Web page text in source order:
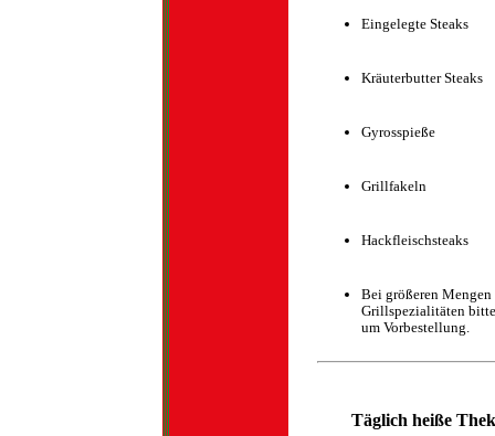
Eingelegte Steaks
Kräuterbutter Steaks
Gyrosspieße
Grillfakeln
Hackfleischsteaks
Bei größeren Mengen
Grillspezialitäten
um Vorbestellung.
Täglich heiße